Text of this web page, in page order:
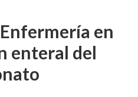
en
enteral del